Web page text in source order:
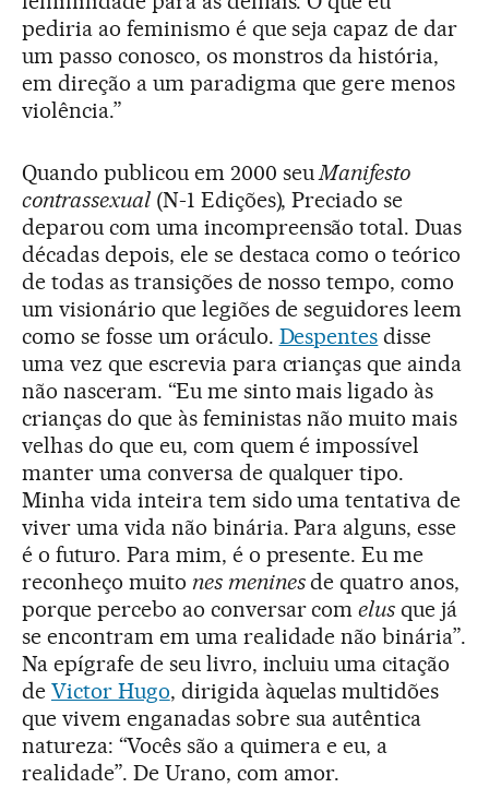
pediria ao feminismo é que seja capaz de dar
um passo conosco, os monstros da história,
em direção a um paradigma que gere menos
violência.”
Quando publicou em 2000 seu Manifesto
contrassexual(N-1 Edições), Preciado se
deparou com uma incompreensão total. Duas
décadas depois, ele se destaca como o teórico
de todas as transições de nosso tempo, como
um visionário que legiões de seguidores leem
como se fosse um oráculo. Despentes disse
uma vez que escrevia para crianças que ainda
não nasceram. “Eu me sinto mais ligado às
crianças do que às feministas não muito mais
velhas do que eu, com quem é impossível
manter uma conversa de qualquer tipo.
Minha vida inteira tem sido uma tentativa de
viver uma vida não binária. Para alguns, esse
é o futuro. Para mim, é o presente. Eu me
reconheço muito nes meninesde quatro anos,
porque percebo ao conversar comelus que já
se encontram em uma realidade não binária”.
Na epígrafe de seu livro, incluiu uma citação
de Victor Hugo, dirigida àquelas multidões
que vivem enganadas sobre sua autêntica
natureza: “Vocês são a quimera e eu, a
realidade”. De Urano, com amor.